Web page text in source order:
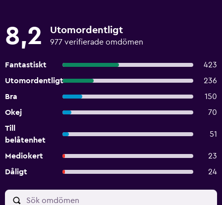
8,2 Utomordentligt
977 verifierade omdömen
Fantastiskt
423
Utomordentligt
236
Bra
150
Okej
70
Till
belåtenhet
51
Mediokert
23
Dåligt
24